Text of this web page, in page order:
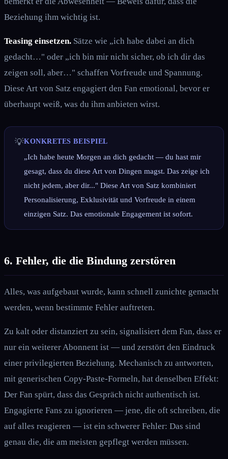
Beziehung ihm wichtig ist.
Teasing einsetzen. Sätze wie „ich habe dabei an dich
gedacht…" oder „ich bin mir nicht sicher, ob ich dir das
zeigen soll, aber…" schaffen Vorfreude und Spannung.
Diese Art von Satz engagiert den Fan emotional, bevor er
überhaupt weiß, was du ihm anbieten wirst.
💡KONKRETES BEISPIEL
„Ich habe heute Morgen an dich gedacht — du hast mir
gesagt, dass du diese Art von Dingen magst. Das zeige ich
nicht jedem, aber dir..." Diese Art von Satz kombiniert
Personalisierung, Exklusivität und Vorfreude in einem
einzigen Satz. Das emotionale Engagement ist sofort.
6. Fehler, die die Bindung zerstören
Alles, was aufgebaut wurde, kann schnell zunichte gemacht
werden, wenn bestimmte Fehler auftreten.
Zu kalt oder distanziert zu sein, signalisiert dem Fan, dass er
nur ein weiterer Abonnent ist — und zerstört den Eindruck
einer privilegierten Beziehung. Mechanisch zu antworten,
mit generischen Copy-Paste-Formeln, hat denselben Effekt:
Der Fan spürt, dass das Gespräch nicht authentisch ist.
Engagierte Fans zu ignorieren — jene, die oft schreiben, die
auf alles reagieren — ist ein schwerer Fehler: Das sind
genau die, die am meisten gepflegt werden müssen.